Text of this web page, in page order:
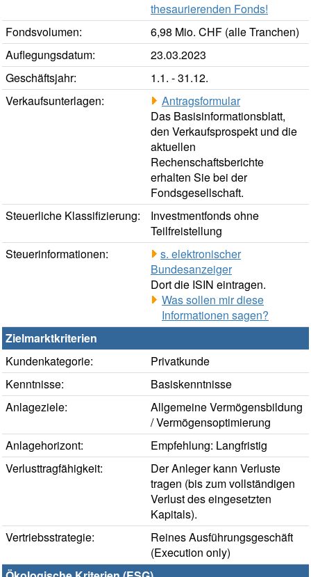
thesaurierenden Fonds!
Fondsvolumen:
6,98 Mio. CHF (alle Tranchen)
Auflegungsdatum:
23.03.2023
Geschäftsjahr:
1.1. - 31.12.
Verkaufsunterlagen:
Antragsformular
Das Basisinformationsblatt,
den Verkaufsprospekt und die
aktuellen
Rechenschaftsberichte
erhalten Sie bei der
Fondsgesellschaft.
Steuerliche Klassifizierung:
Investmentfonds ohne
Teilfreistellung
Steuerinformationen:
s. elektronischer
Bundesanzeiger
Dort die ISIN eintragen.
Was sollen mir diese
Informationen sagen?
Zielmarktkriterien
Kundenkategorie:
Privatkunde
Kenntnisse:
Basiskenntnisse
Anlageziele:
Allgemeine Vermögensbildung
/ Vermögensoptimierung
Anlagehorizont:
Empfehlung: Langfristig
Verlusttragfähigkeit:
Der Anleger kann Verluste
tragen (bis zum vollständigen
Verlust des eingesetzten
Kapitals).
Vertriebsstrategie:
Reines Ausführungsgeschäft
(Execution only)